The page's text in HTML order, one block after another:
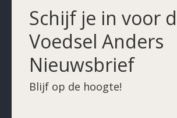
Schijf je in voor
Voedsel Anders
Nieuwsbrief
Blijf op de hoogte!